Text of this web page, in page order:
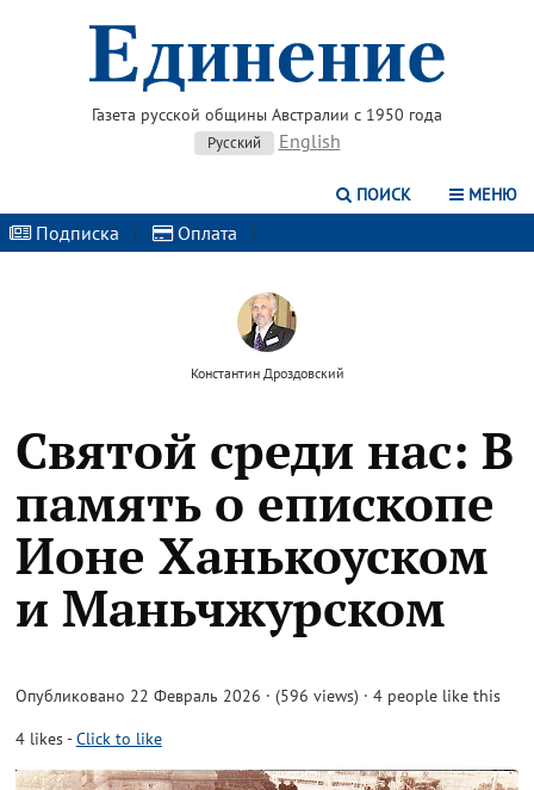
Газета русской общины Австралии с 1950 года
Русский English
ПОИСК МЕНЮ
Подписка | Оплата |
Константин Дроздовский
Святой среди нас: В
память о епископе
Ионе Ханькоуском
и Маньчжурском
Опубликовано 22 Февраль 2026 · (596 views) · 4 people like this
4likes-Click to like